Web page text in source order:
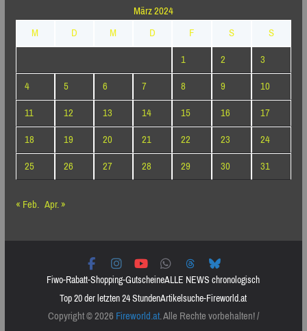
März 2024
M
D M D F S
S
1
2
3
4
5 6 7 8 9
10
11
12 13 14 15 16
17
18
19 20 21 22 23
24
25
26 27 28 29 30
31
« Feb. Apr. »
Fiwo-Rabatt-Shopping-GutscheineALLE NEWS chronologisch
Top 20 der letzten 24 StundenArtikelsuche-Fireworld.at
Copyright © 2026Fireworld.at. Alle Rechte vorbehalten! /